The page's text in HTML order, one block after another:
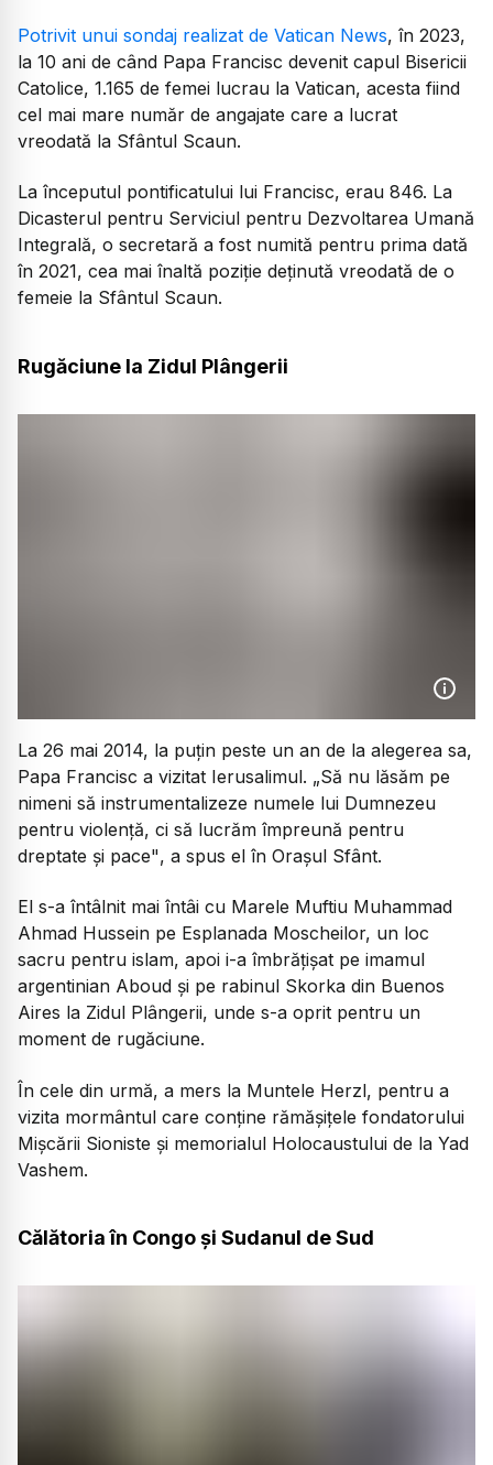
Potrivit unui sondaj realizat de Vatican News, în 2023,
la 10 ani de când Papa Francisc devenit capul Bisericii
Catolice, 1.165 de femei lucrau la Vatican, acesta fiind
cel mai mare număr de angajate care a lucrat
vreodată la Sfântul Scaun.
La începutul pontificatului lui Francisc, erau 846. La
Dicasterul pentru Serviciul pentru Dezvoltarea Umană
Integrală, o secretară a fost numită pentru prima dată
în 2021, cea mai înaltă poziție deținută vreodată de o
femeie la Sfântul Scaun.
Rugăciune la Zidul Plângerii
La 26 mai 2014, la puțin peste un an de la alegerea sa,
Papa Francisc a vizitat Ierusalimul. „Să nu lăsăm pe
nimeni să instrumentalizeze numele lui Dumnezeu
pentru violență, ci să lucrăm împreună pentru
dreptate și pace", a spus el în Orașul Sfânt.
El s-a întâlnit mai întâi cu Marele Muftiu Muhammad
Ahmad Hussein pe Esplanada Moscheilor, un loc
sacru pentru islam, apoi i-a îmbrățișat pe imamul
argentinian Aboud și pe rabinul Skorka din Buenos
Aires la Zidul Plângerii, unde s-a oprit pentru un
moment de rugăciune.
În cele din urmă, a mers la Muntele Herzl, pentru a
vizita mormântul care conține rămășițele fondatorului
Mișcării Sioniste și memorialul Holocaustului de la Yad
Vashem.
Călătoria în Congo și Sudanul de Sud